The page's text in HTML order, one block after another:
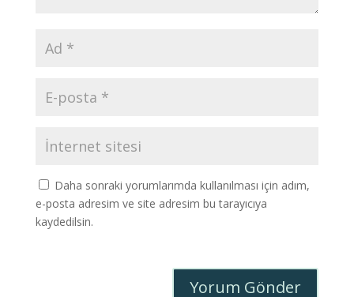
Daha sonraki yorumlarımda kullanılması için adım,
e-posta adresim ve site adresim bu tarayıcıya
kaydedilsin.